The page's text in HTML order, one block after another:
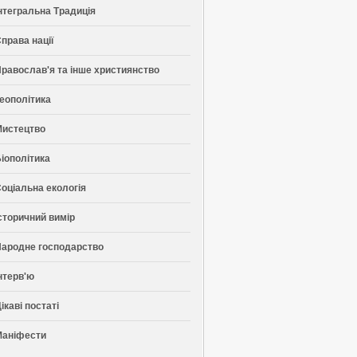
Традиція
нації
та інше християнство
екологія
вимір
господарство
постаті